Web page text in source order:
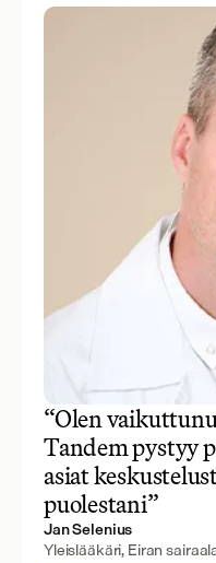
“Olen
Tandem pystyy
asiat
puolestani”
Jan Selenius
Yleislääkäri, Eiran